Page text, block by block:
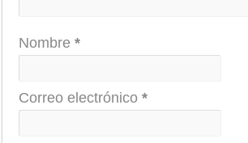
Nombre*
Correo electrónico*